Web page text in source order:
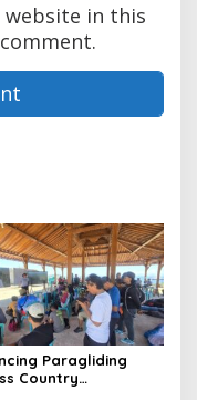
website in this
Paragliding
Country